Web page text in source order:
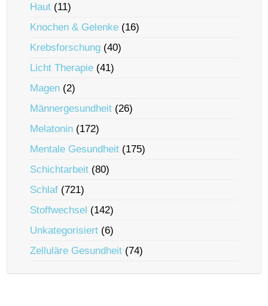
Haut (11)
Knochen & Gelenke (16)
Krebsforschung (40)
Licht Therapie (41)
Magen (2)
Männergesundheit (26)
Melatonin (172)
Mentale Gesundheit (175)
Schichtarbeit (80)
Schlaf (721)
Stoffwechsel (142)
Unkategorisiert (6)
Zelluläre Gesundheit (74)